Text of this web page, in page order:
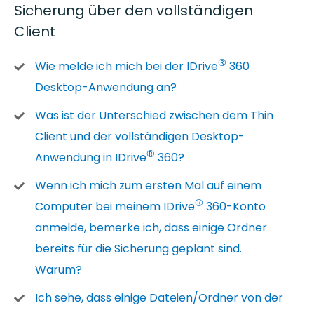
Sicherung über den vollständigen
Client
Wie melde ich mich bei der IDrive® 360
Desktop-Anwendung an?
Was ist der Unterschied zwischen dem Thin
Client und der vollständigen Desktop-
Anwendung in IDrive® 360?
Wenn ich mich zum ersten Mal auf einem
Computer bei meinem IDrive® 360-Konto
anmelde, bemerke ich, dass einige Ordner
bereits für die Sicherung geplant sind.
Warum?
Ich sehe, dass einige Dateien/Ordner von der